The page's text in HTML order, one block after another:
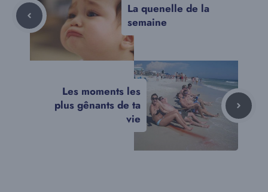
La quenelle de la
semaine
Les moments les
plus gênants de ta
vie